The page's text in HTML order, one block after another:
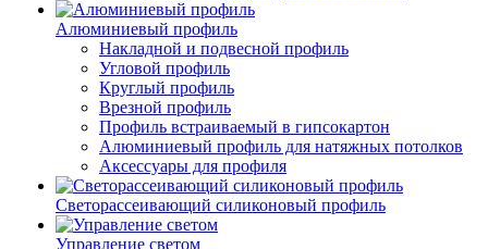
Алюминиевый профиль
Накладной и подвесной профиль
Угловой профиль
Круглый профиль
Врезной профиль
Профиль встраиваемый в гипсокартон
Алюминиевый профиль для натяжных потолков
Аксессуары для профиля
Светорассеивающий силиконовый профиль
Управление светом